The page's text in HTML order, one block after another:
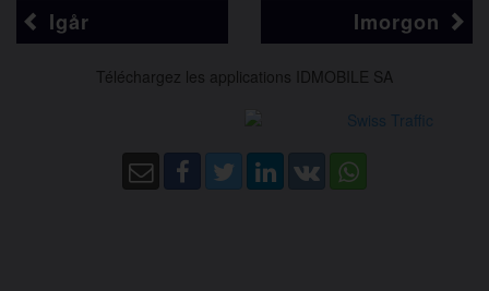
Igår Imorgon
Téléchargez les applications IDMOBILE SA